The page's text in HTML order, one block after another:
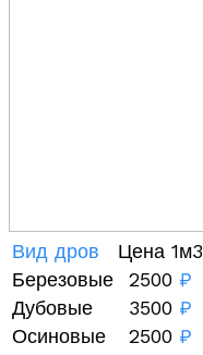
Вид дров Цена 1м3
Березовые
2500 ₽
Дубовые
3500 ₽
Осиновые
2500 ₽